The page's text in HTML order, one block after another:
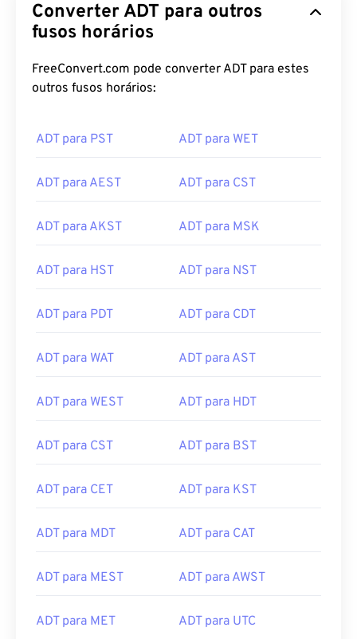
Converter ADT para outros
fusos horários
FreeConvert.com pode converter ADT para estes
outros fusos horários:
ADT para PST ADT para WET
ADT para AEST ADT para CST
ADT para AKST ADT para MSK
ADT para HST ADT para NST
ADT para PDT ADT para CDT
ADT para WAT ADT para AST
ADT para WEST ADT para HDT
ADT para CST ADT para BST
ADT para CET ADT para KST
ADT para MDT ADT para CAT
ADT para MEST ADT para AWST
ADT para MET ADT para UTC